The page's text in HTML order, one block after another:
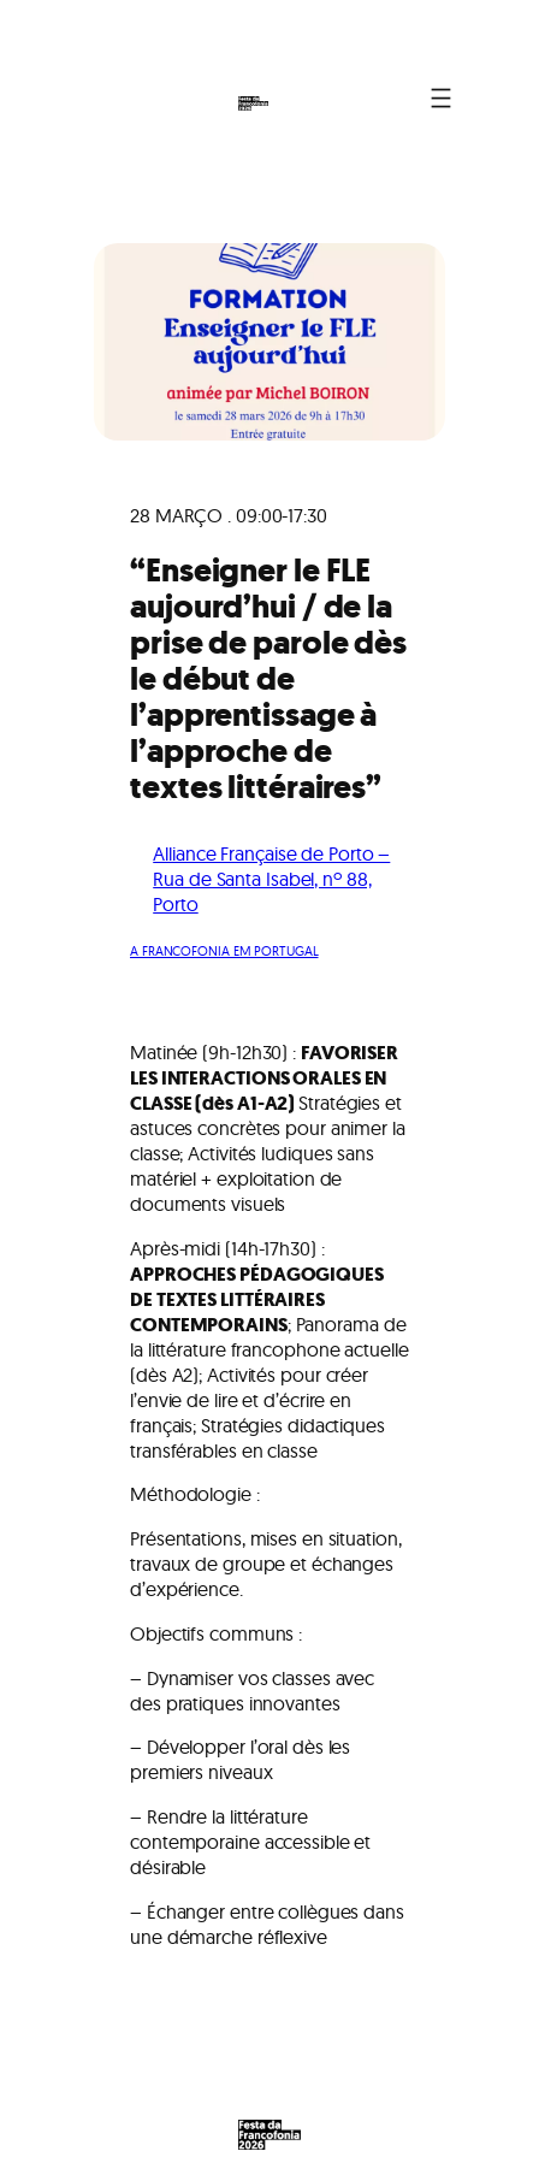
28 MARÇO . 09:00-17:30
“Enseigner le FLE
aujourd’hui / de la
prise de parole dès
le début de
l’apprentissage à
l’approche de
textes littéraires”
Alliance Française de Porto –
Rua de Santa Isabel, nº 88,
Porto
A FRANCOFONIA EM PORTUGAL
Matinée (9h-12h30) : FAVORISER
LES INTERACTIONS ORALES EN
CLASSE (dès A1-A2)Stratégies et
astuces concrètes pour animer la
classe; Activités ludiques sans
matériel + exploitation de
documents visuels
Après-midi (14h-17h30) :
APPROCHES PÉDAGOGIQUES
DE TEXTES LITTÉRAIRES
CONTEMPORAINS; Panorama de
la littérature francophone actuelle
(dès A2); Activités pour créer
l’envie de lire et d’écrire en
français; Stratégies didactiques
transférables en classe
Méthodologie :
Présentations, mises en situation,
travaux de groupe et échanges
d’expérience.
Objectifs communs :
– Dynamiser vos classes avec
des pratiques innovantes
– Développer l’oral dès les
premiers niveaux
– Rendre la littérature
contemporaine accessible et
désirable
– Échanger entre collègues dans
une démarche réflexive